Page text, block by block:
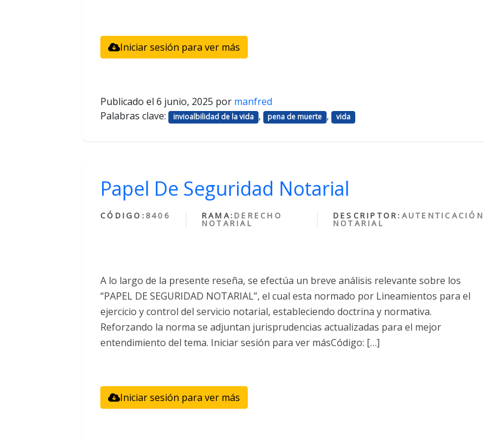
Iniciar sesión para ver más
Publicado el 6 junio, 2025 por manfred
Palabras clave:
invioalbilidad de la vida , pena de muerte , vida
Papel De Seguridad Notarial
CÓDIGO: 8406 RAMA: DERECHO
NOTARIAL
DESCRIPTOR: AUTENTICACIÓN
NOTARIAL
A lo largo de la presente reseña, se efectúa un breve análisis relevante sobre los
“PAPEL DE SEGURIDAD NOTARIAL”, el cual esta normado por Lineamientos para el
ejercicio y control del servicio notarial, estableciendo doctrina y normativa.
Reforzando la norma se adjuntan jurisprudencias actualizadas para el mejor
entendimiento del tema. Iniciar sesión para ver másCódigo: […]
Iniciar sesión para ver más